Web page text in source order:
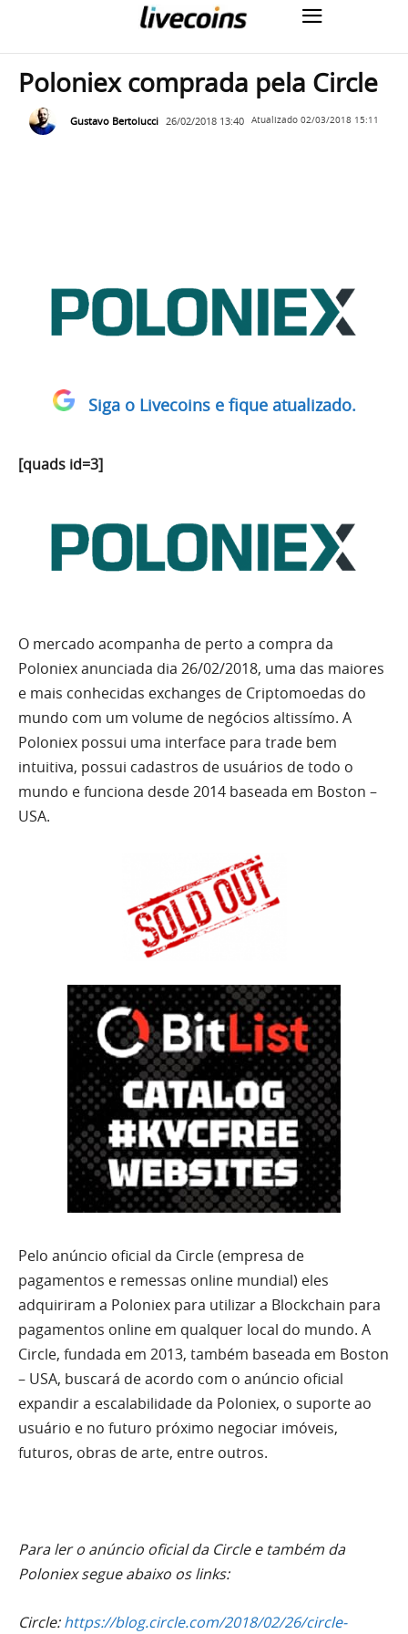
Poloniex comprada pela Circle
Gustavo Bertolucci 26/02/2018 13:40 Atualizado 02/03/2018 15:11
Siga o Livecoins e fique atualizado.
[quads id=3]
O mercado acompanha de perto a compra da
Poloniex anunciada dia 26/02/2018, uma das maiores
e mais conhecidas exchanges de Criptomoedas do
mundo com um volume de negócios altissímo. A
Poloniex possui uma interface para trade bem
intuitiva, possui cadastros de usuários de todo o
mundo e funciona desde 2014 baseada em Boston –
USA.
Pelo anúncio oficial da Circle (empresa de
pagamentos e remessas online mundial) eles
adquiriram a Poloniex para utilizar a Blockchain para
pagamentos online em qualquer local do mundo. A
Circle, fundada em 2013, também baseada em Boston
– USA, buscará de acordo com o anúncio oficial
expandir a escalabilidade da Poloniex, o suporte ao
usuário e no futuro próximo negociar imóveis,
futuros, obras de arte, entre outros.
Para ler o anúncio oficial da Circle e também da
Poloniex segue abaixo os links:
Circle:https://blog.circle.com/2018/02/26/circle-